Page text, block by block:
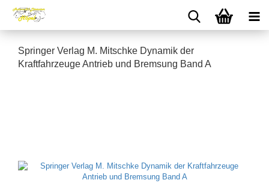
Springer Verlag M. Mitschke Dynamik der
Kraftfahrzeuge Antrieb und Bremsung Band A